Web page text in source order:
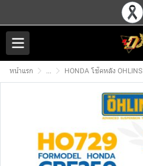
หน้าแรก ... HONDA โช๊คหลัง OHLINS